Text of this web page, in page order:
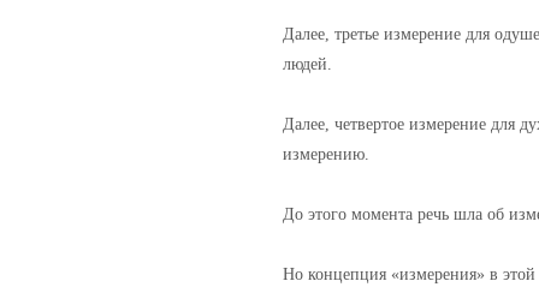
Далее, третье измерение для
людей.
Далее, четвертое измерение для
измерению.
До этого момента речь шла об
Но концепция «измерения» в этой